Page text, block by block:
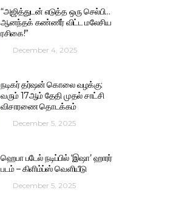
“அஜித்துடன் எடுத்த ஒரு செல்பி…
ஆனந்தக் கண்ணீர் விட்ட மலேசிய
ரசிகை!”
December 4, 2025
நடிகர் தர்ஷன் கொலை வழக்கு:
வரும் 17ஆம் தேதி முதல் சாட்சி
விசாரணை தொடக்கம்
December 5, 2025
ஹெபா படேல் நடிப்பில் ‘இஷா’ ஹாரர்
படம் – கிளிம்ப்ஸ் வெளியீடு
December 5, 2025